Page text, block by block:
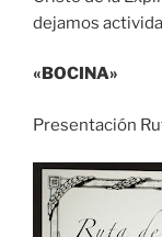
dejamos
«BOCINA»
Presentación